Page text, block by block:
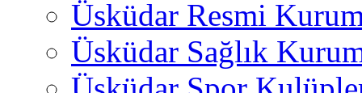
Üsküdar Resmi
Üsküdar Sağlık